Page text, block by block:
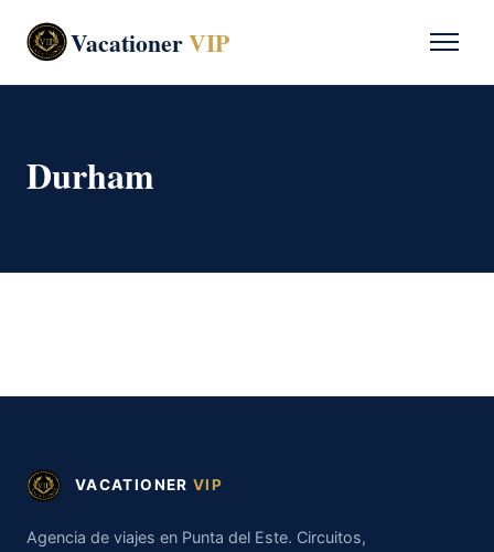
VacationerVIP
Durham
VACATIONER VIP
Agencia de viajes en Punta del Este. Circuitos,